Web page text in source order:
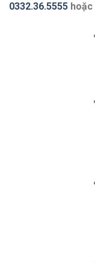
0332.36.5555 hoặc